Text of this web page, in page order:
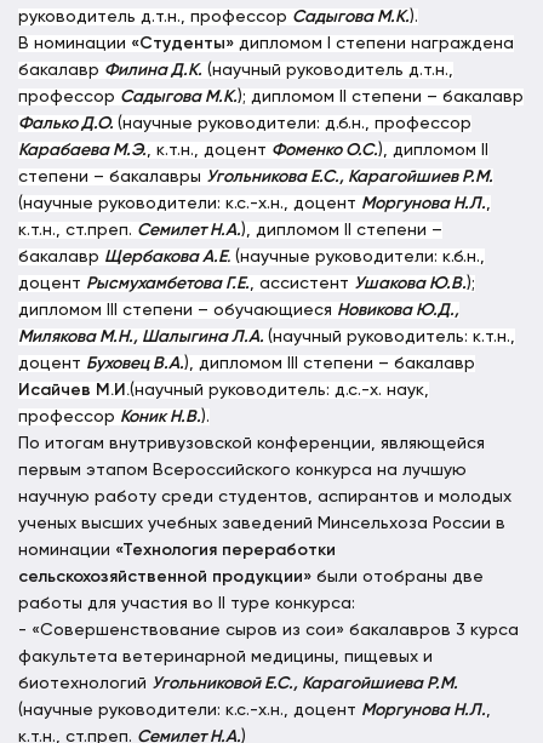
руководитель д.т.н., профессор Садыгова М.К.).
В номинации «Студенты» дипломом
степени награждена
бакалавр Филина Д.К. (научный руководитель д.т.н.,
профессор Садыгова М.К.); дипломом II степени – бакалавр
Фалько Д.О. (научные руководители: д.б.н., профессор
Карабаева М.Э., к.т.н., доцент Фоменко О.С.), дипломом II
степени – бакалавры Угольникова Е.С., Карагойшиев Р.М.
(научные руководители: к.с.-х.н., доцент Моргунова Н.Л.,
к.т.н., ст.преп. Семилет Н.А.), дипломом II степени –
бакалавр Щербакова А.Е. (научные руководители: к.б.н.,
доцент Рысмухамбетова Г.Е., ассистент Ушакова Ю.В.);
дипломом III степени – обучающиеся Новикова Ю.Д.,
Милякова М.Н., Шалыгина Л.А. (научный руководитель: к.т.н.,
доцент Буховец В.А.), дипломом III степени – бакалавр
Исайчев М.И.(научный руководитель: д.с.-х. наук,
профессор Коник Н.В.).
По итогам внутривузовской конференции, являющейся
первым этапом Всероссийского конкурса на лучшую
научную работу среди студентов, аспирантов и молодых
ученых высших учебных заведений Минсельхоза России в
номинации «Технология переработки
сельскохозяйственной продукции» были отобраны две
работы для участия во II туре конкурса:
- «Совершенствование сыров из сои» бакалавров 3 курса
факультета ветеринарной медицины, пищевых и
биотехнологий Угольниковой Е.С., Карагойшиева Р.М.
(научные руководители: к.с.-х.н., доцент Моргунова Н.Л.,
к.т.н., ст.преп. Семилет Н.А.)